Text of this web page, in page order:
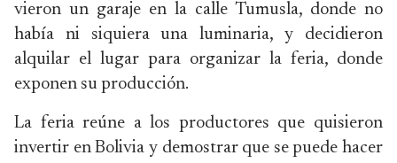
vieron un garaje en la calle Tumusla, donde no
había ni siquiera una luminaria, y decidieron
alquilar el lugar para organizar la feria, donde
exponen su producción.
La feria reúne a los productores que quisieron
invertir en Bolivia y demostrar que se puede hacer